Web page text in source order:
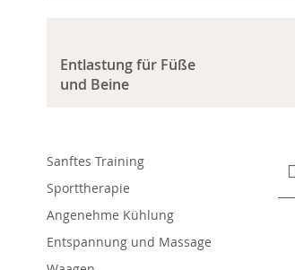
Entlastung für Füße
und Beine
Sanftes Training
Sporttherapie
Angenehme Kühlung
Entspannung und Massage